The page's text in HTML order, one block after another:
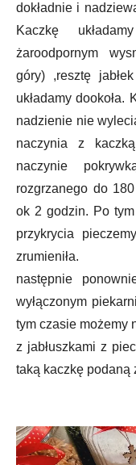
dokładnie i
Kaczkę
żaroodpornym
góry) ,resztę
układamy dookoła.
nadzienie nie
naczynia z
naczynie
rozgrzanego do
ok 2 godzin. Po
przykrycia
zrumieniła.
następnie
wyłączonym
tym czasie możemy
z jabłuszkami z
taką kaczkę podaną